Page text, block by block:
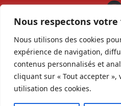
Nous respectons votre
Nous utilisons des cookies
expérience de navigation,
contenus personnalisés et
cliquant sur « Tout accepter »,
utilisation des cookies.
contact@lj-
RCS 979 374
Vous voulez
vendre ?